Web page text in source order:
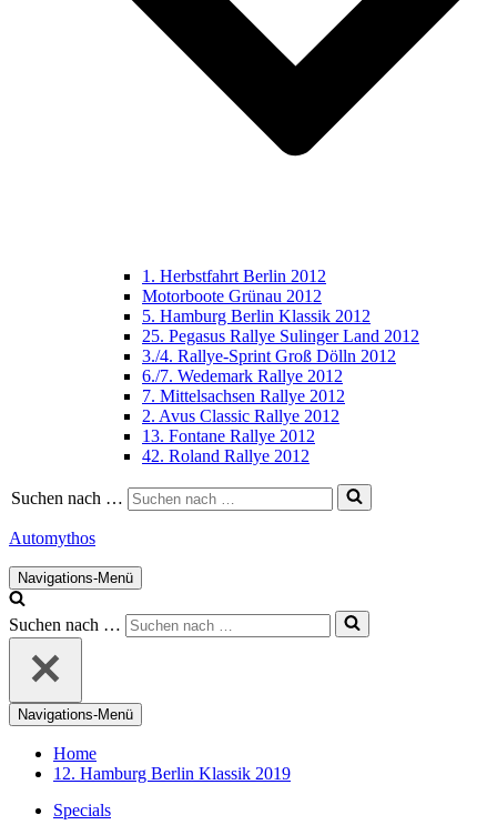
1. Herbstfahrt Berlin 2012
Motorboote Grünau 2012
5. Hamburg Berlin Klassik 2012
25. Pegasus Rallye Sulinger Land 2012
3./4. Rallye-Sprint Groß Dölln 2012
6./7. Wedemark Rallye 2012
7. Mittelsachsen Rallye 2012
2. Avus Classic Rallye 2012
13. Fontane Rallye 2012
42. Roland Rallye 2012
Suchen nach …
Automythos
Navigations-Menü
Suchen nach …
Navigations-Menü
Home
12. Hamburg Berlin Klassik 2019
Specials